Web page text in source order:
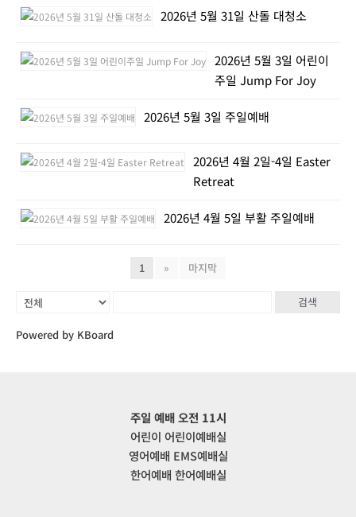
2026년 5월 31일 산돌 대청소
2026년 5월 3일 어린이
주일 Jump For Joy
2026년 5월 3일 주일예배
2026년 4월 2일-4일 Easter
Retreat
2026년 4월 5일 부활 주일예배
1 » 마지막
검색
Powered by KBoard
주일 예배 오전 11시
어린이 어린이예배실
영어예배 EMS예배실
한어예배 한어예배실